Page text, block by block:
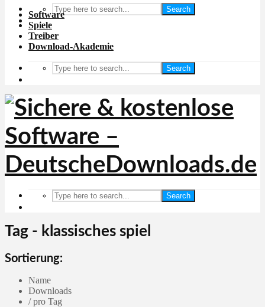
Search
Software
Spiele
Treiber
Download-Akademie
Search
Search
Tag - klassisches spiel
Sortierung:
Name
Downloads
/ pro Tag